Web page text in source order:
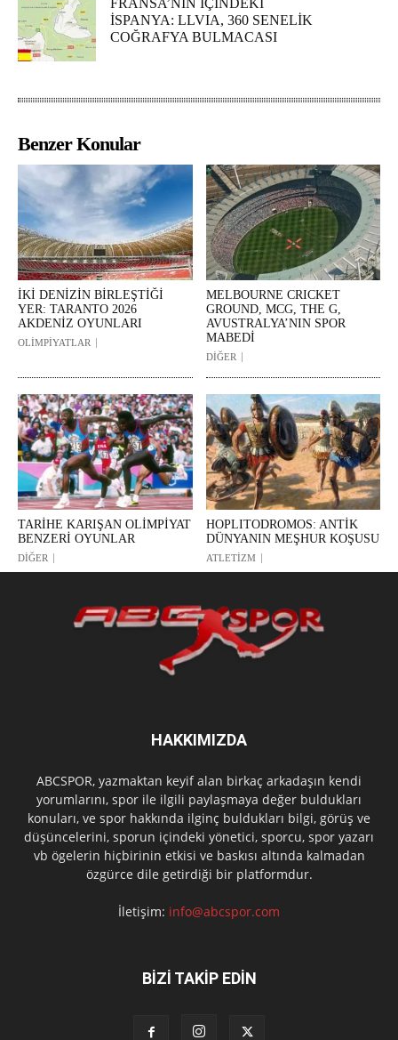
FRANSA’NIN İÇİNDEKİ
İSPANYA: LLVIA, 360 SENELİK
COĞRAFYA BULMACASI
Benzer Konular
İKİ DENİZİN BİRLEŞTİĞİ
YER: TARANTO 2026
AKDENİZ OYUNLARI
OLİMPİYATLAR
MELBOURNE CRICKET
GROUND, MCG, THE G,
AVUSTRALYA’NIN SPOR
MABEDİ
DİĞER
TARİHE KARIŞAN OLİMPİYAT
BENZERİ OYUNLAR
DİĞER
HOPLITODROMOS: ANTİK
DÜNYANIN MEŞHUR KOŞUSU
ATLETİZM
HAKKIMIZDA
ABCSPOR, yazmaktan keyif alan birkaç arkadaşın kendi
yorumlarını, spor ile ilgili paylaşmaya değer buldukları
konuları, ve spor hakkında ilginç buldukları bilgi, görüş ve
düşüncelerini, sporun içindeki yönetici, sporcu, spor yazarı
vb ögelerin hiçbirinin etkisi ve baskısı altında kalmadan
özgürce dile getirdiği bir platformdur.
İletişim: info@abcspor.com
BİZİ TAKİP EDİN